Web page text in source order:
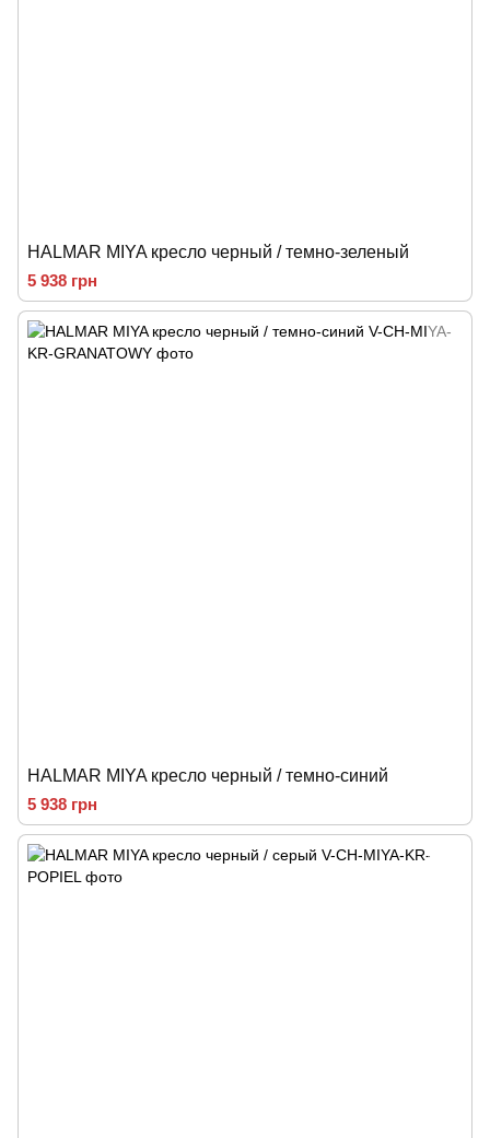
HALMAR MIYA кресло черный / темно-зеленый
5 938 грн
HALMAR MIYA кресло черный / темно-синий
5 938 грн